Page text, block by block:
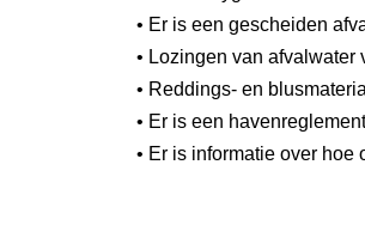
• Er is een gescheiden
• Lozingen van
• Reddings- en
• Er is een
• Er is informatie over